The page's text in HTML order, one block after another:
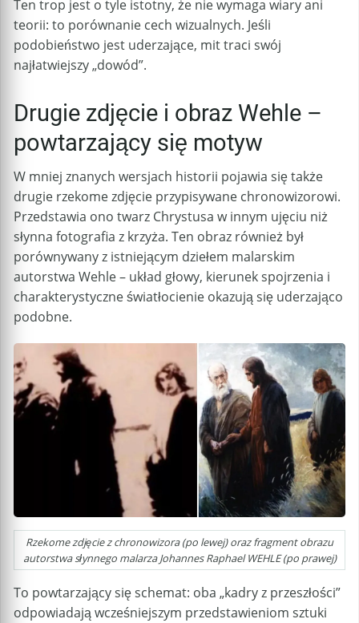
Ten trop jest o tyle istotny, że nie wymaga wiary ani
teorii: to porównanie cech wizualnych. Jeśli
podobieństwo jest uderzające, mit traci swój
najłatwiejszy „dowód”.
Drugie zdjęcie i obraz Wehle –
powtarzający się motyw
W mniej znanych wersjach historii pojawia się także
drugie rzekome zdjęcie przypisywane chronowizorowi.
Przedstawia ono twarz Chrystusa w innym ujęciu niż
słynna fotografia z krzyża. Ten obraz również był
porównywany z istniejącym dziełem malarskim
autorstwa Wehle – układ głowy, kierunek spojrzenia i
charakterystyczne światłocienie okazują się uderzająco
podobne.
Rzekome zdjęcie z chronowizora (po lewej) oraz fragment obrazu
autorstwa słynnego malarza Johannes Raphael WEHLE (po prawej)
To powtarzający się schemat: oba „kadry z przeszłości”
odpowiadają wcześniejszym przedstawieniom sztuki